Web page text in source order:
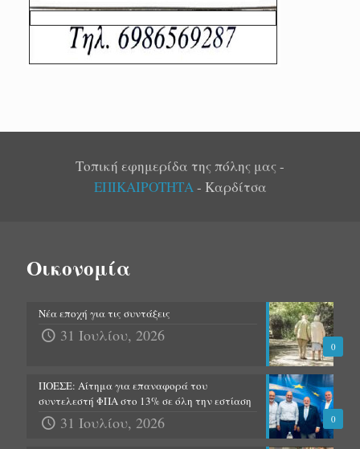
Τοπική εφημερίδα της πόλης μας -
ΕΠΙΚΑΙΡΟΤΗΤΑ- Καρδίτσα
Οικονομία
0
Νέα εποχή για τις συντάξεις
31 Ιουλίου, 2026
0
ΠΟΕΣΕ: Αίτημα για επαναφορά του
συντελεστή ΦΠΑ στο 13% σε όλη την εστίαση
31 Ιουλίου, 2026